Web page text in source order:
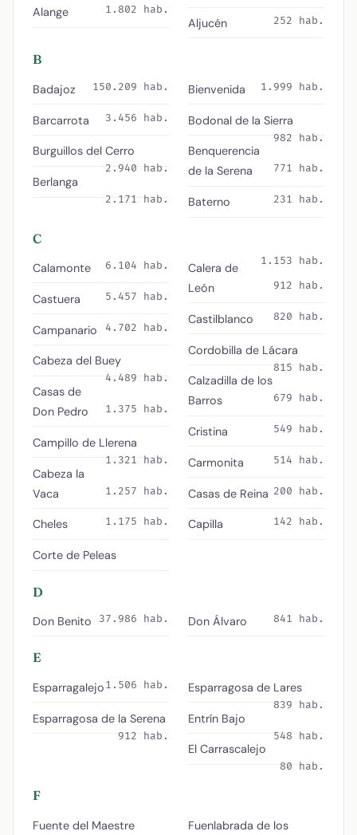
Alange 1.802 hab.
Aljucén 252 hab.
B
Badajoz 150.209 hab.
Barcarrota 3.456 hab.
Burguillos del Cerro
2.940 hab.
Berlanga
2.171 hab.
Bienvenida 1.999 hab.
Bodonal de la Sierra
982 hab.
Benquerencia
de la Serena
771 hab.
Baterno 231 hab.
C
Calamonte 6.104 hab.
Castuera 5.457 hab.
Campanario 4.702 hab.
Cabeza del Buey
4.489 hab.
Casas de
Don Pedro
1.375 hab.
Campillo de Llerena
1.321 hab.
Cabeza la
Vaca
1.257 hab.
Cheles 1.175 hab.
Corte de Peleas
1.153 hab.
Calera de
León
912 hab.
Castilblanco 820 hab.
Cordobilla de Lácara
815 hab.
Calzadilla de los
Barros
679 hab.
Cristina 549 hab.
Carmonita 514 hab.
Casas de Reina 200 hab.
Capilla 142 hab.
D
Don Benito 37.986 hab. Don Álvaro 841 hab.
E
Esparragalejo1.506 hab.
Esparragosa de la Serena
912 hab.
Esparragosa de Lares
839 hab.
Entrín Bajo
548 hab.
El Carrascalejo
80 hab.
F
Fuente del Maestre
Fuenlabrada de los